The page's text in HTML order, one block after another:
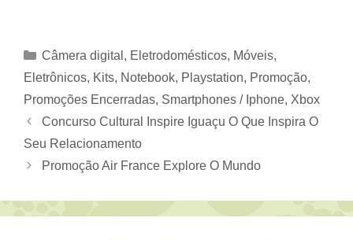
Categorias
Câmera digital , Eletrodomésticos, Móveis,
Eletrônicos, Kits, Notebook, Playstation, Promoção,
Promoções Encerradas, Smartphones / Iphone, Xbox
Concurso Cultural Inspire Iguaçu O Que Inspira O
Seu Relacionamento
Promoção Air France Explore O Mundo